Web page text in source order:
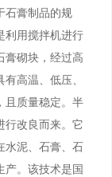
石膏制品的规
利用搅拌机进行
膏砌块，经过高
高温、低压、
且质量稳定。半
行改良而来。它
水泥、石膏、石
产。该技术是国